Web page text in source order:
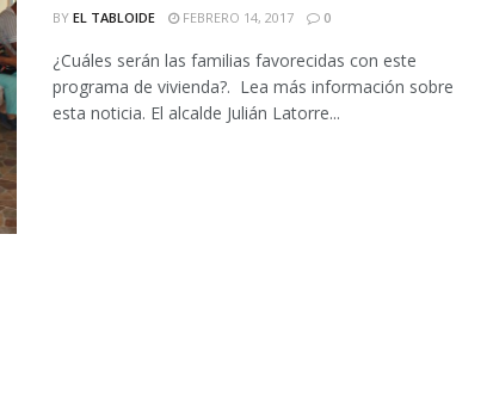
BY EL TABLOIDE FEBRERO 14, 2017 0
¿Cuáles serán las familias favorecidas con este
programa de vivienda?. Lea más información sobre
esta noticia. El alcalde Julián Latorre...